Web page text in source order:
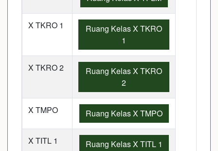
X TKRO 1
Ruang Kelas X TKRO
1
X TKRO 2
Ruang Kelas X TKRO
2
X TMPO Ruang Kelas X TMPO
X TITL 1 Ruang Kelas X TITL 1